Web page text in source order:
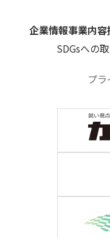
企業情報事業内容
SDGsへの
プ